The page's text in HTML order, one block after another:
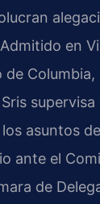
en
Columbia,
asuntos
ante el
de